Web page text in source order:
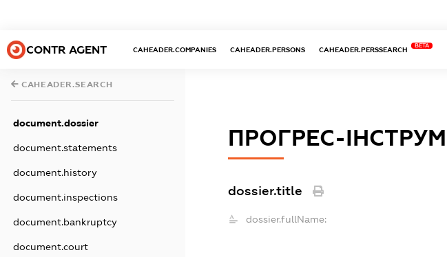
CONTR AGENT CAHEADER.COMPANIES CAHEADER.PERSONS CAHEADER.PERSSEARCH
BETA
CAHEADER.SEARCH
document.dossier
document.statements
document.history
document.inspections
document.bankruptcy
document.court
ПРОГРЕС-
dossier.title
dossier.fullName: